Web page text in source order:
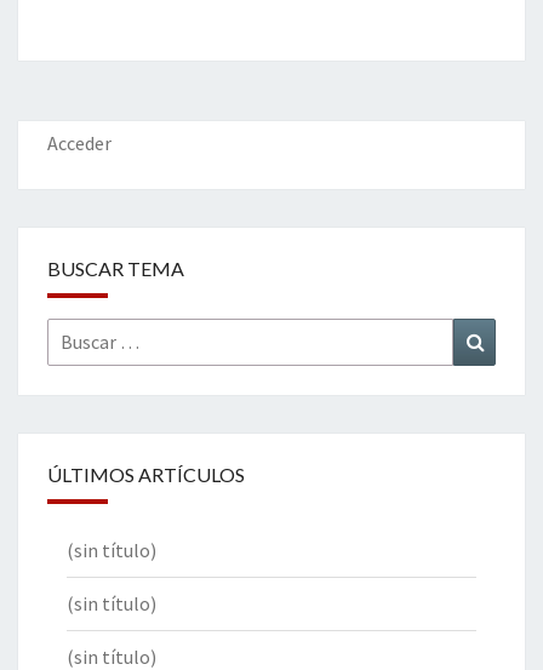
o
o
k
er dI
n
l
p
ar
Acceder
BUSCAR TEMA
Buscar
por:
ÚLTIMOS ARTÍCULOS
(sin título)
(sin título)
(sin título)